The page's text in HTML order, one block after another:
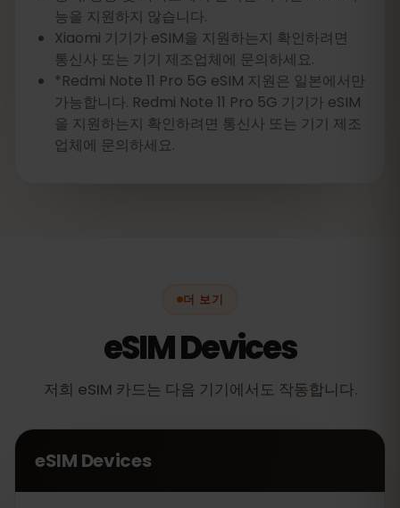
능을 지원하지 않습니다.
Xiaomi 기기가 eSIM을 지원하는지 확인하려면
통신사 또는 기기 제조업체에 문의하세요.
*Redmi Note 11 Pro 5G eSIM 지원은 일본에서만
가능합니다. Redmi Note 11 Pro 5G 기기가 eSIM
을 지원하는지 확인하려면 통신사 또는 기기 제조
업체에 문의하세요.
더 보기
eSIM Devices
저희 eSIM 카드는 다음 기기에서도 작동합니다.
eSIM Devices